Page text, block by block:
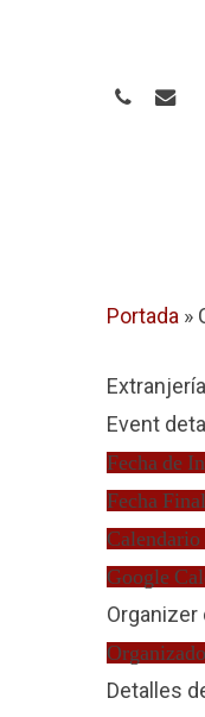
phoneemail
Portada »
Extranjería
Event
Fecha de
Fecha Final
Calendario
Google
Organizer
Detalles